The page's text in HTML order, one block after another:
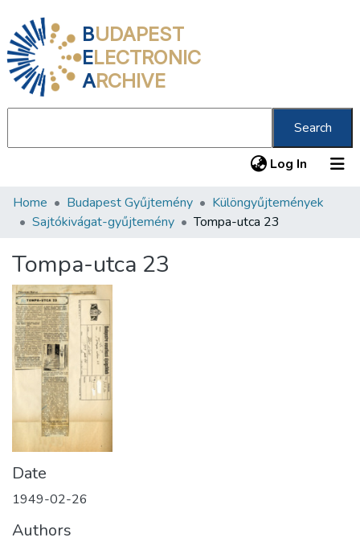
BUDAPEST
ELECTRONIC
ARCHIVE
Search
Log In (current)
Communities & Collections
Statistics
About us
Home Budapest Gyűjtemény
Különgyűjtemények
Sajtókivágat-gyűjtemény
Tompa-utca 23
Tompa-utca 23
Date
1949-02-26
Authors